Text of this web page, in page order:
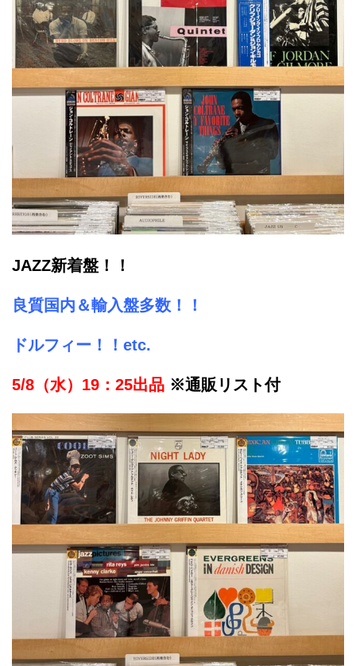
JAZZ新着盤！！
良質国内＆輸入盤多数！！
ドルフィー！！etc.
5/8（水）19：25出品 ※通販リスト付